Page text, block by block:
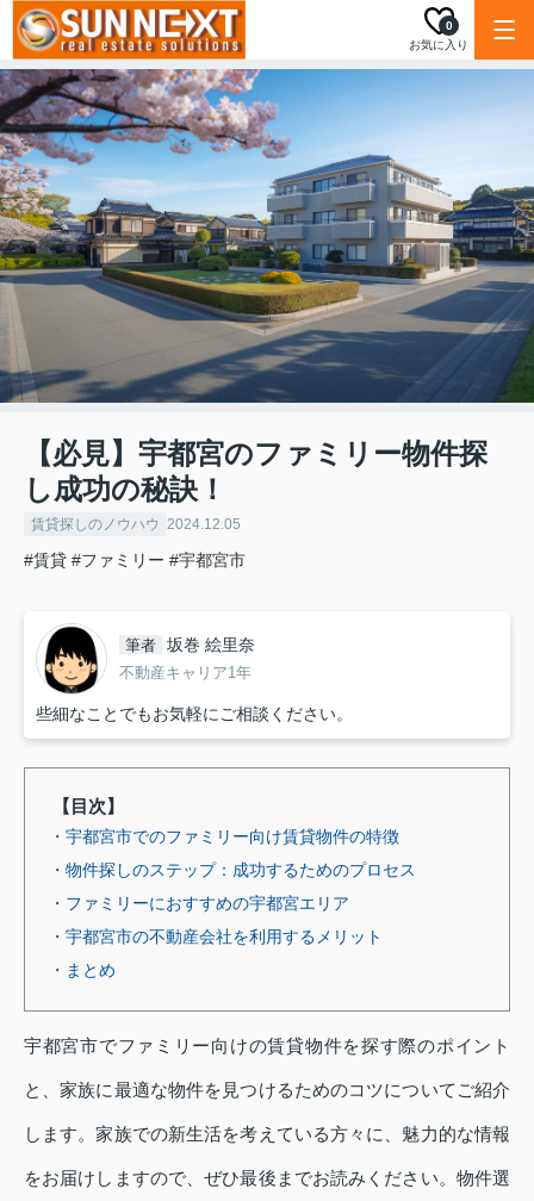
お気に入り
0
【必見】宇都宮のファミリー物件探
し成功の秘訣！
賃貸探しのノウハウ 2024.12.05
#賃貸 #ファミリー #宇都宮市
筆者 坂巻 絵里奈
不動産キャリア1年
些細なことでもお気軽にご相談ください。
【目次】
・宇都宮市でのファミリー向け賃貸物件の特徴
・物件探しのステップ：成功するためのプロセス
・ファミリーにおすすめの宇都宮エリア
・宇都宮市の不動産会社を利用するメリット
・まとめ
宇都宮市でファミリー向けの賃貸物件を探す際のポイント
と、家族に最適な物件を見つけるためのコツについてご紹介
します。家族での新生活を考えている方々に、魅力的な情報
をお届けしますので、ぜひ最後までお読みください。物件選